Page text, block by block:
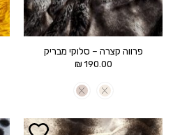
פרווה קצרה – סלוקי מבריק
190.00
₪